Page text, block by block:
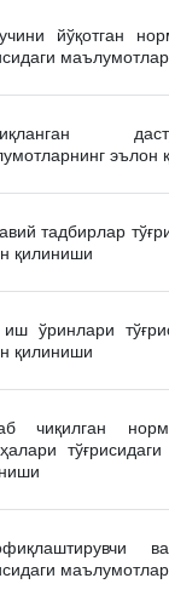
йўқотган
эълон
тадбирлар
қилиниши
ўринлари
қилиниши
чиқилган